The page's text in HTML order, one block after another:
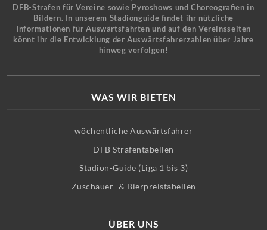
DFB-Strafen für Vereine sowie Pyroshows und Choreografien in
Bildern. In unserem Stadionguide findet ihr nützliche
Informationen für Auswärtsfahrten und auf den Vereinsseiten
könnt ihr die Entwicklung der Auswärtsfahrerzahlen über Jahre
hinweg verfolgen!
WAS WIR BIETEN
wöchentliche Auswärtsfahrer
DFB Strafentabellen
Stadion-Guide (Liga 1 bis 3)
Zuschauer- & Bierpreistabellen
ÜBER UNS